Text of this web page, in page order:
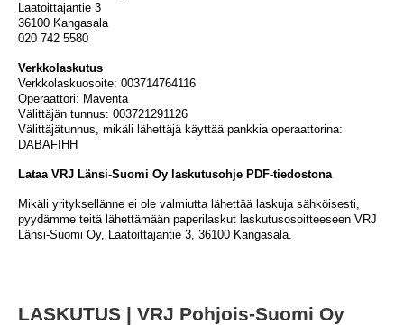
Laatoittajantie 3
36100 Kangasala
020 742 5580
Verkkolaskutus
Verkkolaskuosoite: 003714764116
Operaattori: Maventa
Välittäjän tunnus: 003721291126
Välittäjätunnus, mikäli lähettäjä käyttää pankkia operaattorina:
DABAFIHH
Lataa VRJ Länsi-Suomi Oy laskutusohje PDF-tiedostona
Mikäli yrityksellänne ei ole valmiutta lähettää laskuja sähköisesti,
pyydämme teitä lähettämään paperilaskut laskutusosoitteeseen VRJ
Länsi-Suomi Oy, Laatoittajantie 3, 36100 Kangasala.
LASKUTUS | VRJ Pohjois-Suomi Oy